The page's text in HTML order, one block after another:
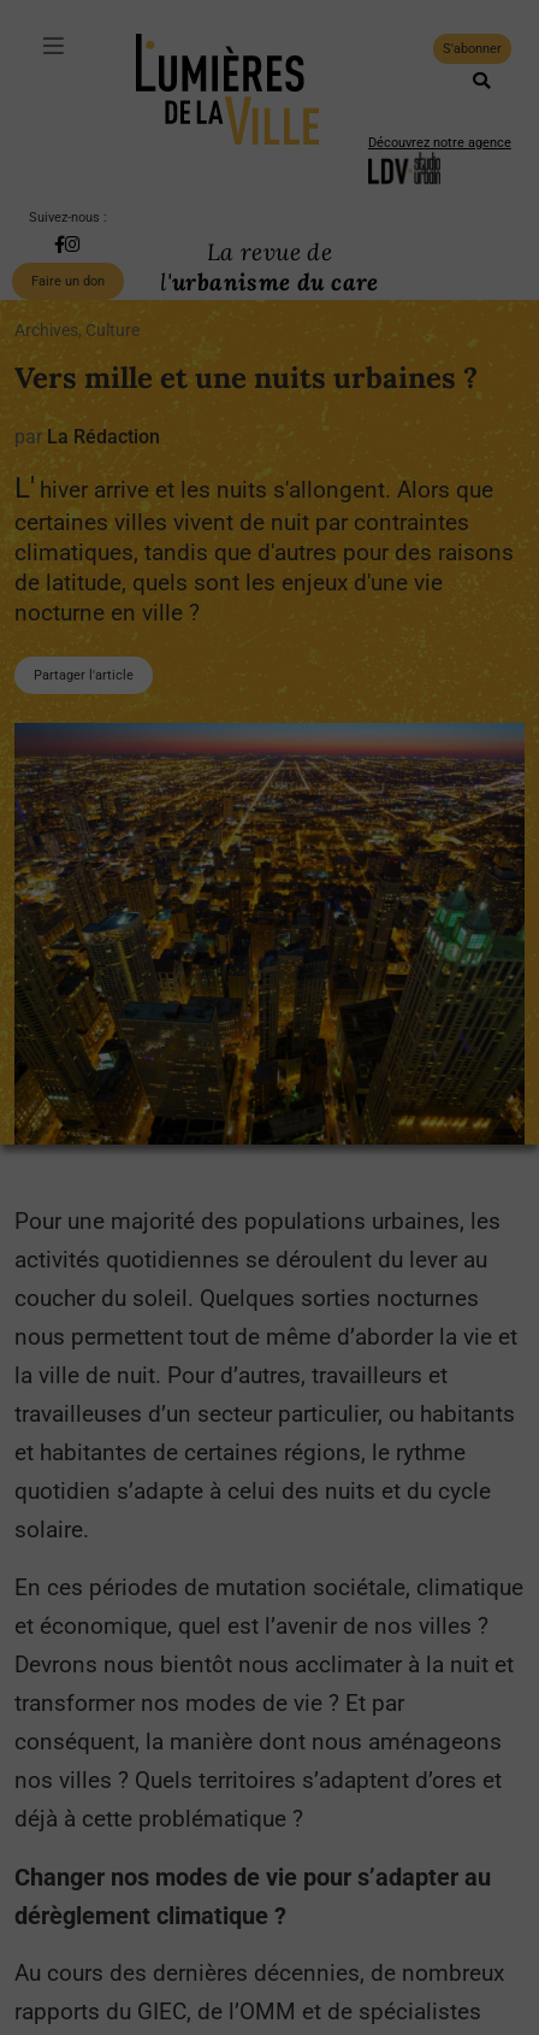
S'abonner
Découvrez notre agence
Suivez-nous :
Faire un don
La revue de
l'urbanisme du care
Archives, Culture
Vers mille et une nuits urbaines ?
par La Rédaction
L' hiver arrive et les nuits s'allongent. Alors que
certaines villes vivent de nuit par contraintes
climatiques, tandis que d'autres pour des raisons
de latitude, quels sont les enjeux d'une vie
nocturne en ville ?
Partager l'article
Pour une majorité des populations urbaines, les
activités quotidiennes se déroulent du lever au
coucher du soleil. Quelques sorties nocturnes
nous permettent tout de même d’aborder la vie et
la ville de nuit. Pour d’autres, travailleurs et
travailleuses d’un secteur particulier, ou habitants
et habitantes de certaines régions, le rythme
quotidien s’adapte à celui des nuits et du cycle
solaire.
En ces périodes de mutation sociétale, climatique
et économique, quel est l’avenir de nos villes ?
Devrons nous bientôt nous acclimater à la nuit et
transformer nos modes de vie ? Et par
conséquent, la manière dont nous aménageons
nos villes ? Quels territoires s’adaptent d’ores et
déjà à cette problématique ?
Changer nos modes de vie pour s’adapter au
dérèglement climatique ?
Au cours des dernières décennies, de nombreux
rapports du GIEC, de l’OMM et de spécialistes